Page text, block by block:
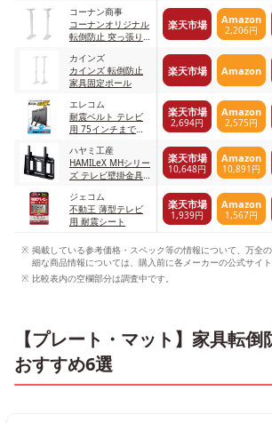
コーナン商事
コーナンオリジナル
転倒防止 突っ張り
楽天市場 Amazon
2,206円
カインズ
カインズ 転倒防止
家具固定ポール
楽天市場 Amazon
エレコム
耐震ベルト テレビ
用 75インチまで対
楽天市場
2,694円
Amazon
2,575円
ハヤミ工産
HAMILeX MHシリー
ズ テレビ壁掛金具
楽天市場
10,648円
Amazon
10,891円
ジェコム
不動王 薄型テレビ
用 耐震シート
楽天市場
1,939円
Amazon
1,567円
掲載している参考価格・スペック等の情報について、万全
細な商品情報については、購入前に各メーカーの公式サイト
比較表内の空欄部分は調査中です。
【プレート・マット】家具転
おすすめ6選